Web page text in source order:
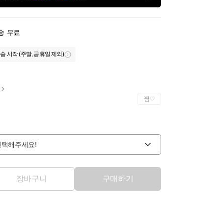
무료
시작 (주말, 공휴일 제외)
찜
해주세요!
장바구니 구매하기